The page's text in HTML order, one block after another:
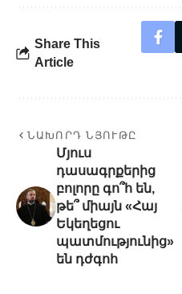
Share This
Article
ՆԱԽՈՐԴ ՆՅՈՒԹԸ
Մյուս
դասագրքերից
բոլորը գո՞հ են,
թե՞ միայն «Հայ
Եկեղեցու
պատմությունից»
են դժգոհ